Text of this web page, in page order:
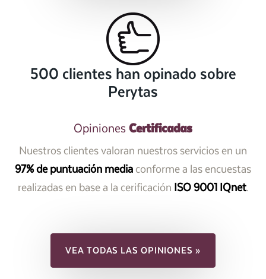
500 clientes han opinado sobre
Perytas
Opiniones Certificadas
Nuestros clientes valoran nuestros servicios en un
97% de puntuación mediaconforme a las encuestas
realizadas en base a la cerificación ISO 9001 IQnet.
VEA TODAS LAS OPINIONES »